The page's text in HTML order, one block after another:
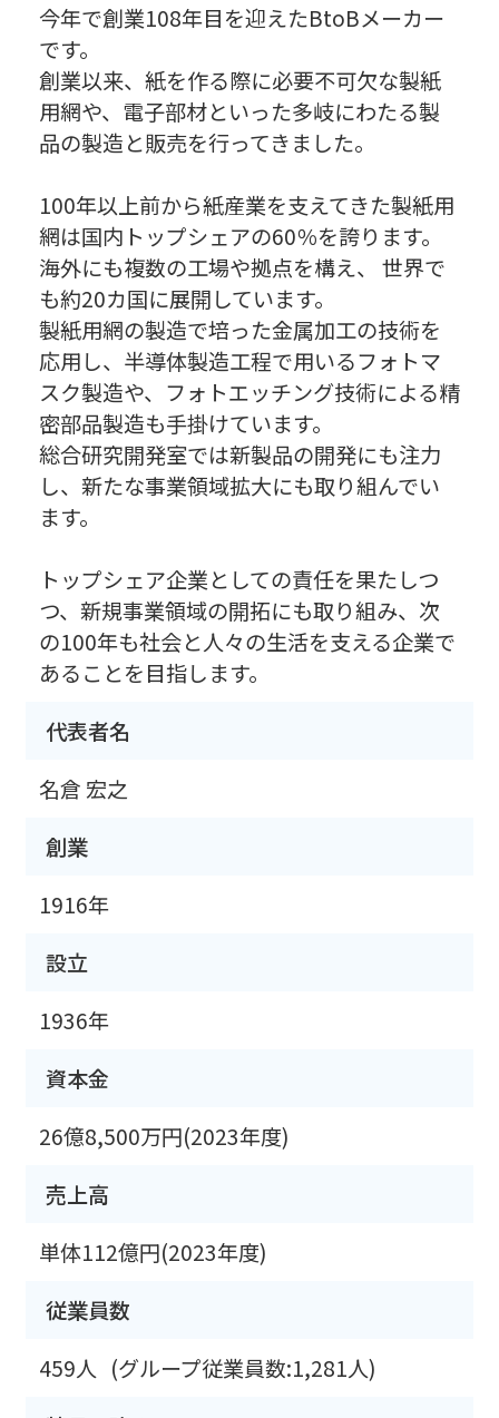
今年で創業108年目を迎えたBtoBメーカー
です。
創業以来、紙を作る際に必要不可欠な製紙
用網や、電子部材といった多岐にわたる製
品の製造と販売を行ってきました。
100年以上前から紙産業を支えてきた製紙用
網は国内トップシェアの60％を誇ります。
海外にも複数の工場や拠点を構え、 世界で
も約20カ国に展開しています。
製紙用網の製造で培った金属加工の技術を
応用し、半導体製造工程で用いるフォトマ
スク製造や、フォトエッチング技術による精
密部品製造も手掛けています。
総合研究開発室では新製品の開発にも注力
し、新たな事業領域拡大にも取り組んでい
ます。
トップシェア企業としての責任を果たしつ
つ、新規事業領域の開拓にも取り組み、次
の100年も社会と人々の生活を支える企業で
あることを目指します。
代表者名
名倉 宏之
創業
1916年
設立
1936年
資本金
26億8,500万円(2023年度)
売上高
単体112億円(2023年度)
従業員数
459人 (グループ従業員数:1,281人)